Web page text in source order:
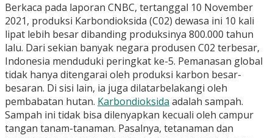
Berkaca pada laporan CNBC, tertanggal 10 November
2021, produksi Karbondioksida (C02) dewasa ini 10 kali
lipat lebih besar dibanding produksinya 800.000 tahun
lalu. Dari sekian banyak negara produsen C02 terbesar,
Indonesia menduduki peringkat ke-5. Pemanasan global
tidak hanya ditengarai oleh produksi karbon besar-
besaran. Di sisi lain, ia juga dilatarbelakangi oleh
pembabatan hutan. Karbondioksida adalah sampah.
Sampah ini tidak bisa dilenyapkan kecuali oleh campur
tangan tanam-tanaman. Pasalnya, tetanaman dan